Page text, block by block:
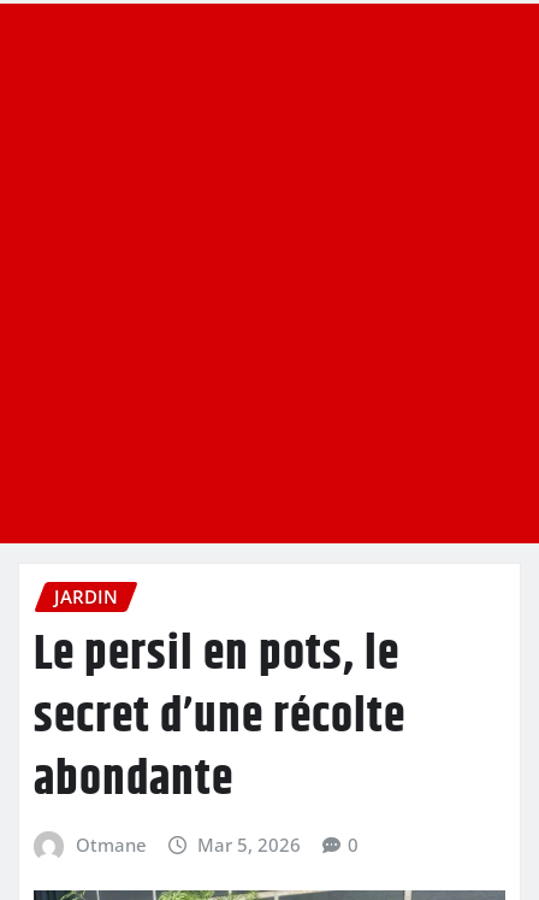
JARDIN
Le persil en pots, le
secret d’une récolte
abondante
Otmane Mar 5, 2026 0